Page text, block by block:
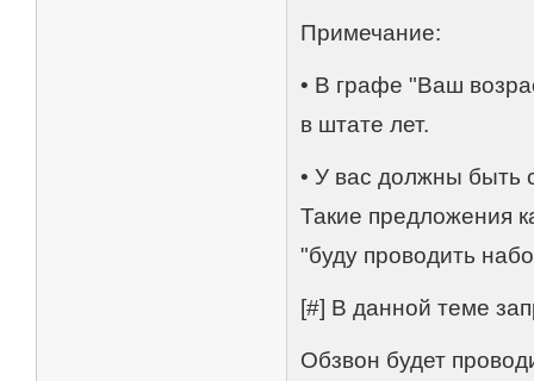
Примечание:
• В графе "Ваш
в штате лет.
• У вас должны быть
Такие предложения
"буду проводить
[#] В данной теме
Обзвон будет